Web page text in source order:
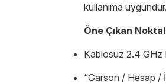
kullanıma
Öne Çıkan
Kablosuz 2.4 GHz
“Garson / Hesap /